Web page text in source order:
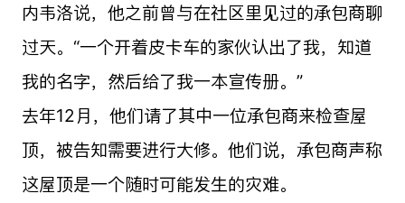
内韦洛说，他之前曾与在社区里见过的承包商聊
过天。“一个开着皮卡车的家伙认出了我，知道
我的名字，然后给了我一本宣传册。”
去年12月，他们请了其中一位承包商来检查屋
顶，被告知需要进行大修。他们说，承包商声称
这屋顶是一个随时可能发生的灾难。